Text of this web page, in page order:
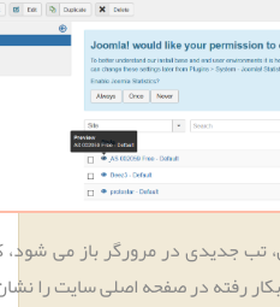
با کلیک بر روی این آیکن، تب جدیدی در مرورگر باز می شود، که position
اصلی سایت را نشان می دهد.